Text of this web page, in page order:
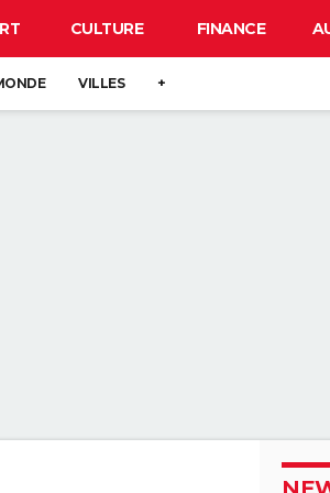
CULTURE FINANCE
VILLES +